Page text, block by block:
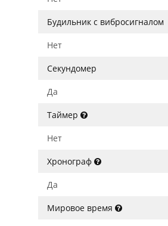
Будильник с вибросигналом
Нет
Секундомер
Да
Таймер
Нет
Хронограф
Да
Мировое время